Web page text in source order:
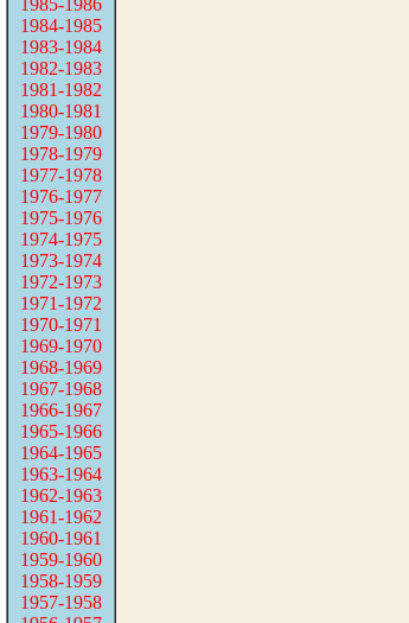
1985-1986
1984-1985
1983-1984
1982-1983
1981-1982
1980-1981
1979-1980
1978-1979
1977-1978
1976-1977
1975-1976
1974-1975
1973-1974
1972-1973
1971-1972
1970-1971
1969-1970
1968-1969
1967-1968
1966-1967
1965-1966
1964-1965
1963-1964
1962-1963
1961-1962
1960-1961
1959-1960
1958-1959
1957-1958